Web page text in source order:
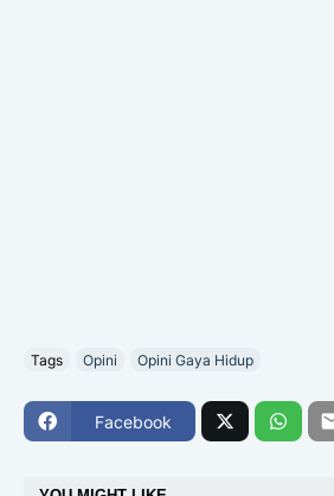
Tags Opini Opini Gaya Hidup
Facebook